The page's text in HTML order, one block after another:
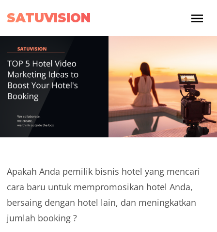
SATUVISION
Apakah Anda pemilik bisnis hotel yang mencari
cara baru untuk mempromosikan hotel Anda,
bersaing dengan hotel lain, dan meningkatkan
jumlah booking ?